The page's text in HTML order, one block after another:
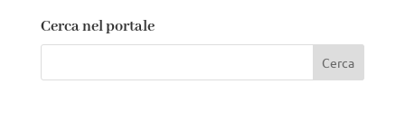
Cerca nel portale